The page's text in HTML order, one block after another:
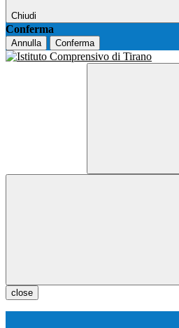
Chiudi
Conferma
Annulla Conferma
close